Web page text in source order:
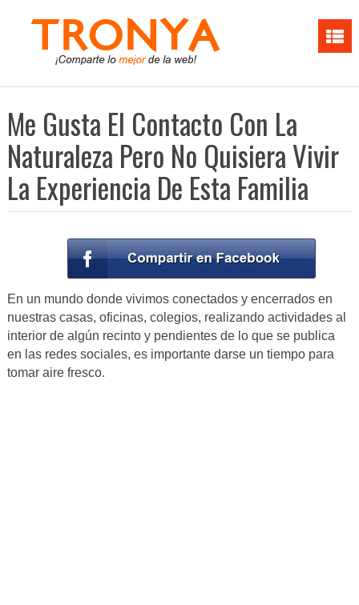
Me Gusta El Contacto Con La
Naturaleza Pero No Quisiera Vivir
La Experiencia De Esta Familia
En un mundo donde vivimos conectados y encerrados en
nuestras casas, oficinas, colegios, realizando actividades al
interior de algún recinto y pendientes de lo que se publica
en las redes sociales, es importante darse un tiempo para
tomar aire fresco.